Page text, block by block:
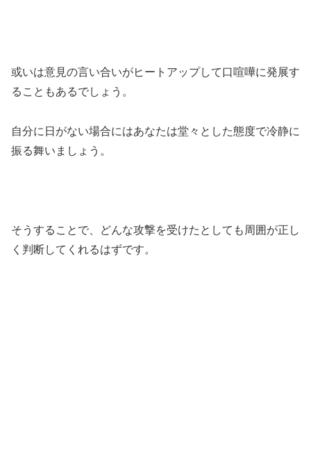
或いは意見の言い合いがヒートアップして口喧嘩に発展す
ることもあるでしょう。
自分に日がない場合にはあなたは堂々とした態度で冷静に
振る舞いましょう。
そうすることで、どんな攻撃を受けたとしても周囲が正し
く判断してくれるはずです。